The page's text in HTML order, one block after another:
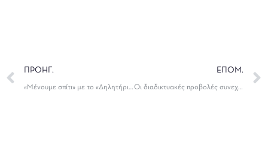
ΠΡΟΗΓ.
«Μένουμε σπίτι» με το «Δηλητήριο», του Ροντόλφ Σιρέρα
ΕΠΟΜ.
Οι διαδικτυακές προβολές συνεχίζονται με τα «13 Ρολόγια»